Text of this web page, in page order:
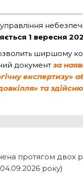
управління
1 вересня
ширшому
документ за
експертизу»
та
протягом двох
року)